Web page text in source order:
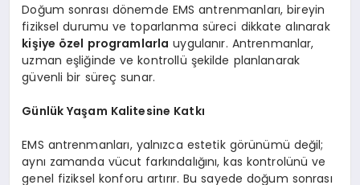
Doğum sonrası dönemde EMS antrenmanları, bireyin
fiziksel durumu ve toparlanma süreci dikkate alınarak
kişiye özel programlarla uygulanır. Antrenmanlar,
uzman eşliğinde ve kontrollü şekilde planlanarak
güvenli bir süreç sunar.
Günlük Yaşam Kalitesine Katkı
EMS antrenmanları, yalnızca estetik görünümü değil;
aynı zamanda vücut farkındalığını, kas kontrolünü ve
genel fiziksel konforu artırır. Bu sayede doğum sonrası